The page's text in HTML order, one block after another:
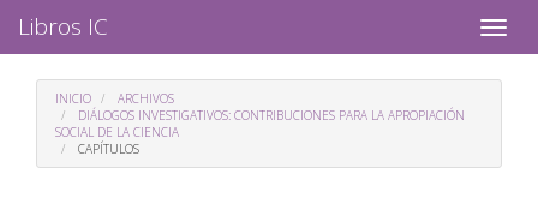
principal
Contenido
principal
Barra
lateral
Toggle
Libros IC
INICIO
ARCHIVOS
DIÁLOGOS INVESTIGATIVOS: CONTRIBUCIONES PARA LA APROPIACIÓN
SOCIAL DE LA CIENCIA
CAPÍTULOS